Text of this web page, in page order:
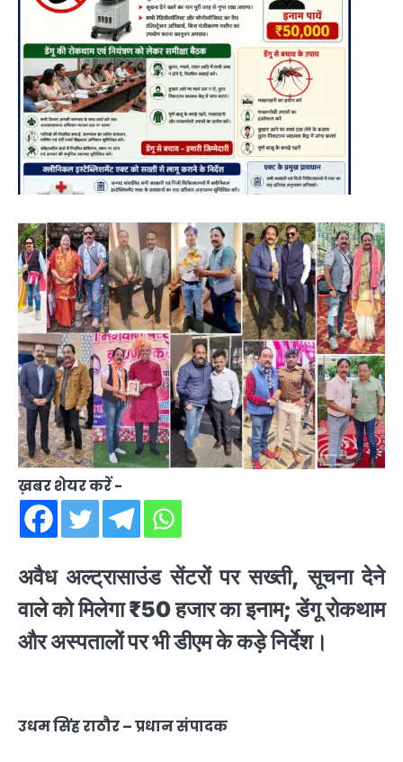
ख़बर शेयर करें -
अवैध अल्ट्रासाउंड सेंटरों पर सख्ती, सूचना देने
वाले को मिलेगा ₹50 हजार का इनाम; डेंगू रोकथाम
और अस्पतालों पर भी डीएम के कड़े निर्देश।
उधम सिंह राठौर – प्रधान संपादक